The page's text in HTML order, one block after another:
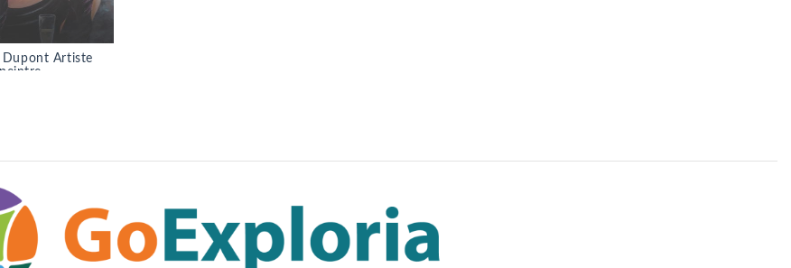
Dupont Artiste
peintre